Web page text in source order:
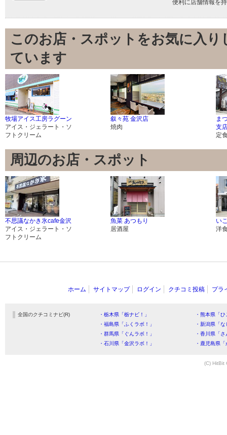
便利に店舗情報を
このお店・スポットをお気に入
ています
牧場アイス工房ラグーン
アイス・ジェラート・ソ
フトクリーム
叙々苑 金沢店
焼肉
ま
支
定
周辺のお店・スポット
不思議なかき氷cafe金沢
アイス・ジェラート・ソ
フトクリーム
魚菜 あつもり
居酒屋
い
洋
ホーム サイトマップ ログイン クチコミ投稿 プラ
全国のクチコミナビ(R) ・栃木県「栃ナビ！」
・熊本県「
・福島県「ふくラボ！」
・新潟県「
・群馬県「ぐんラボ！」
・香川県「
・石川県「金沢ラボ！」
・鹿児島県
(C) HitBit